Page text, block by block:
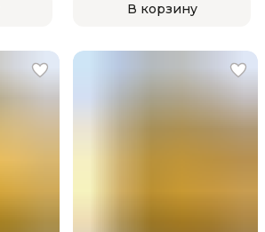
В корзину